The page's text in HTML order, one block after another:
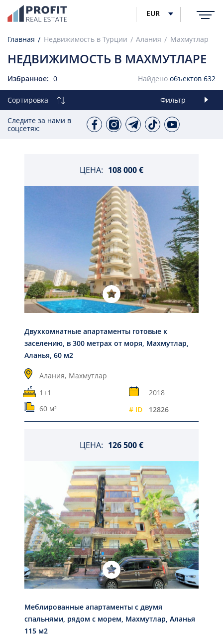
EUR
Главная Недвижимость в Турции Алания Махмутлар
НЕДВИЖИМОСТЬ В МАХМУТЛАРЕ
Избранное: 0 Найдено объектов 632
Сортировка Фильтр
Следите за нами в
соцсетях:
ЦЕНА: 108 000 €
Двухкомнатные апартаменты готовые к
заселению, в 300 метрах от моря, Махмутлар,
Аланья, 60 м2
Алания, Махмутлар
1+1
2018
60 м²
# ID 12826
ЦЕНА: 126 500 €
Меблированные апартаменты с двумя
спальнями, рядом с морем, Махмутлар, Аланья
115 м2